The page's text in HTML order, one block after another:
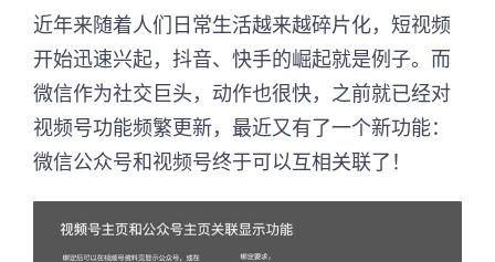
近年来随着人们日常生活越来越碎片化，短视频
开始迅速兴起，抖音、快手的崛起就是例子。而
微信作为社交巨头，动作也很快，之前就已经对
视频号功能频繁更新，最近又有了一个新功能：
微信公众号和视频号终于可以互相关联了！